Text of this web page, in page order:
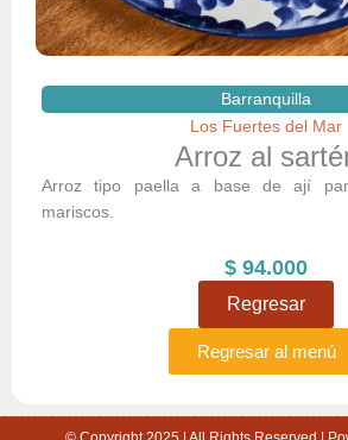
Barranquilla
Los Fuertes del Mar
Arroz al
Arroz tipo paella a base de ají
mariscos.
$ 94.000
Regresar
Regresar al menú